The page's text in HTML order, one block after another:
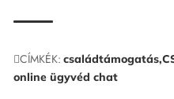
CÍMKÉK: családtámogatás
online ügyvéd chat